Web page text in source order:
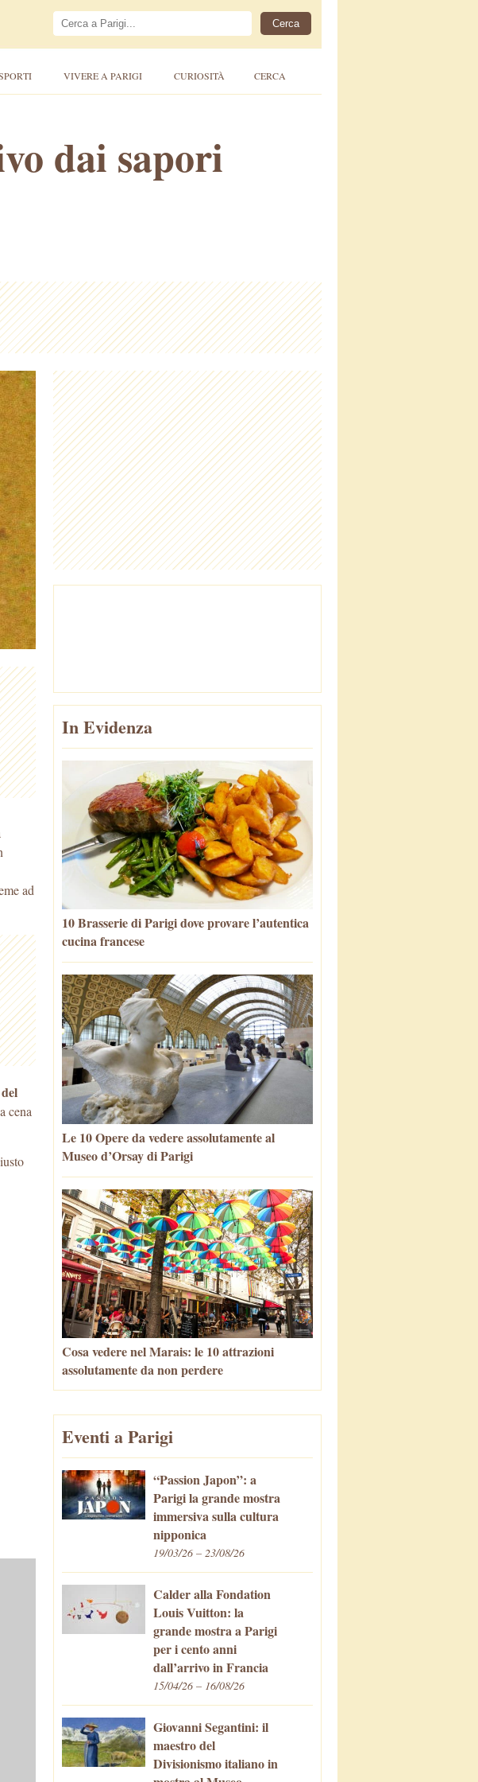
VIVERE A PARIGI CURIOSITÀ CERCA
dai sapori
ad
cena
In Evidenza
10 Brasserie di Parigi dove provare l’autentica
cucina francese
Le 10 Opere da vedere assolutamente al
Museo d’Orsay di Parigi
Cosa vedere nel Marais: le 10 attrazioni
assolutamente da non perdere
Eventi a Parigi
“Passion Japon”: a
Parigi la grande mostra
immersiva sulla cultura
nipponica
19/03/26 – 23/08/26
Calder alla Fondation
Louis Vuitton: la
grande mostra a Parigi
per i cento anni
dall’arrivo in Francia
15/04/26 – 16/08/26
Giovanni Segantini: il
maestro del
Divisionismo italiano in